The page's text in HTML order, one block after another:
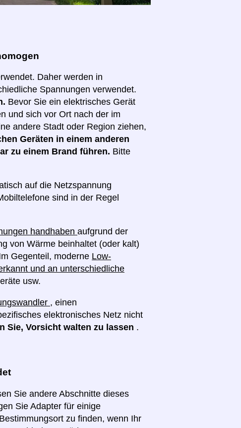
Daher werden in
Spannungen verwendet.
Bevor Sie ein elektrisches Gerät
und sich vor Ort nach der im
andere Stadt oder Region ziehen,
Geräten in einem anderen
zu einem Brand führen. Bitte
auf die Netzspannung
sind in der Regel
handhaben aufgrund der
von Wärme beinhaltet (oder kalt)
Gegenteil, moderne Low-
und an unterschiedliche
usw.
, einen
elektronisches Netz nicht
Sie, Vorsicht walten zu lassen .
Sie andere Abschnitte dieses
Sie Adapter für einige
zu finden, wenn Ihr